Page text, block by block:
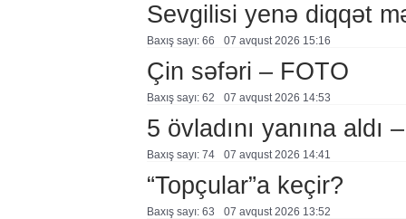
Sevgilisi yenə diqqət
Baxış sayı: 66 07 avqust 2026 15:16
Çin səfəri – FOTO
Baxış sayı: 62 07 avqust 2026 14:53
5 övladını yanına aldı
Baxış sayı: 74 07 avqust 2026 14:41
“Topçular”a keçir?
Baxış sayı: 63 07 avqust 2026 13:52